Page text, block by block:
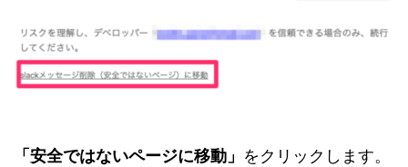
「安全ではないページに移動」 をクリックします。